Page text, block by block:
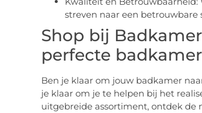
streven naar een betrouwbare
Shop bij
perfecte badkamer
Ben je klaar om jouw badkamer
je klaar om je te helpen bij het
uitgebreide assortiment, ontdek de